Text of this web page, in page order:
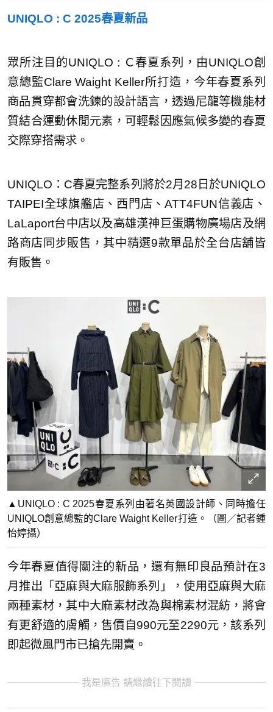
UNIQLO : C 2025春夏新品
眾所注目的UNIQLO : Ｃ春夏系列，由UNIQLO創
意總監Clare Waight Keller所打造，今年春夏系列
商品貫穿都會洗鍊的設計語言，透過尼龍等機能材
質結合運動休閒元素，可輕鬆因應氣候多變的春夏
交際穿搭需求。
UNIQLO：C春夏完整系列將於2月28日於UNIQLO
TAIPEI全球旗艦店、西門店、ATT4FUN信義店、
LaLaport台中店以及高雄漢神巨蛋購物廣場店及網
路商店同步販售，其中精選9款單品於全台店舖皆
有販售。
▲UNIQLO : C 2025春夏系列由著名英國設計師、同時擔任
UNIQLO創意總監的Clare Waight Keller打造。（圖／記者鍾
怡婷攝）
今年春夏值得關注的新品，還有無印良品預計在3
月推出「亞麻與大麻服飾系列」，使用亞麻與大麻
兩種素材，其中大麻素材改為與棉素材混紡，將會
有更舒適的膚觸，售價自990元至2290元，該系列
即起微風門市已搶先開賣。
我是廣告 請繼續往下閱讀